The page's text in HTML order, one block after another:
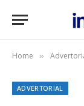
Home »
ADVERTORIAL